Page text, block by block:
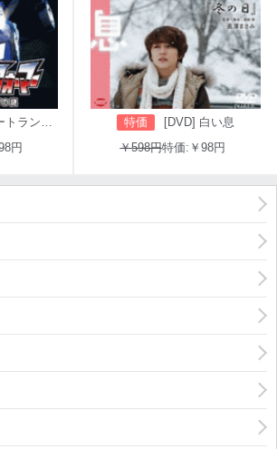
てきたコンボイの謎
円
特価
[DVD] 白い息
￥598円特価:￥98円